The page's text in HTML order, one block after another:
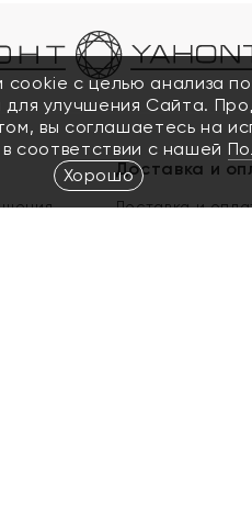
Доставка и
Доставка и
cookie с целью анализа
для улучшения Сайта.
вы соглашаетесь на
соответствии с нашей
Хорошо